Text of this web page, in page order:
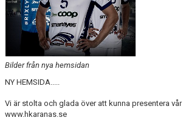
Bilder från nya hemsidan
NY HEMSIDA.....
Vi är stolta och glada över att kunna presentera
www.hkaranas.se